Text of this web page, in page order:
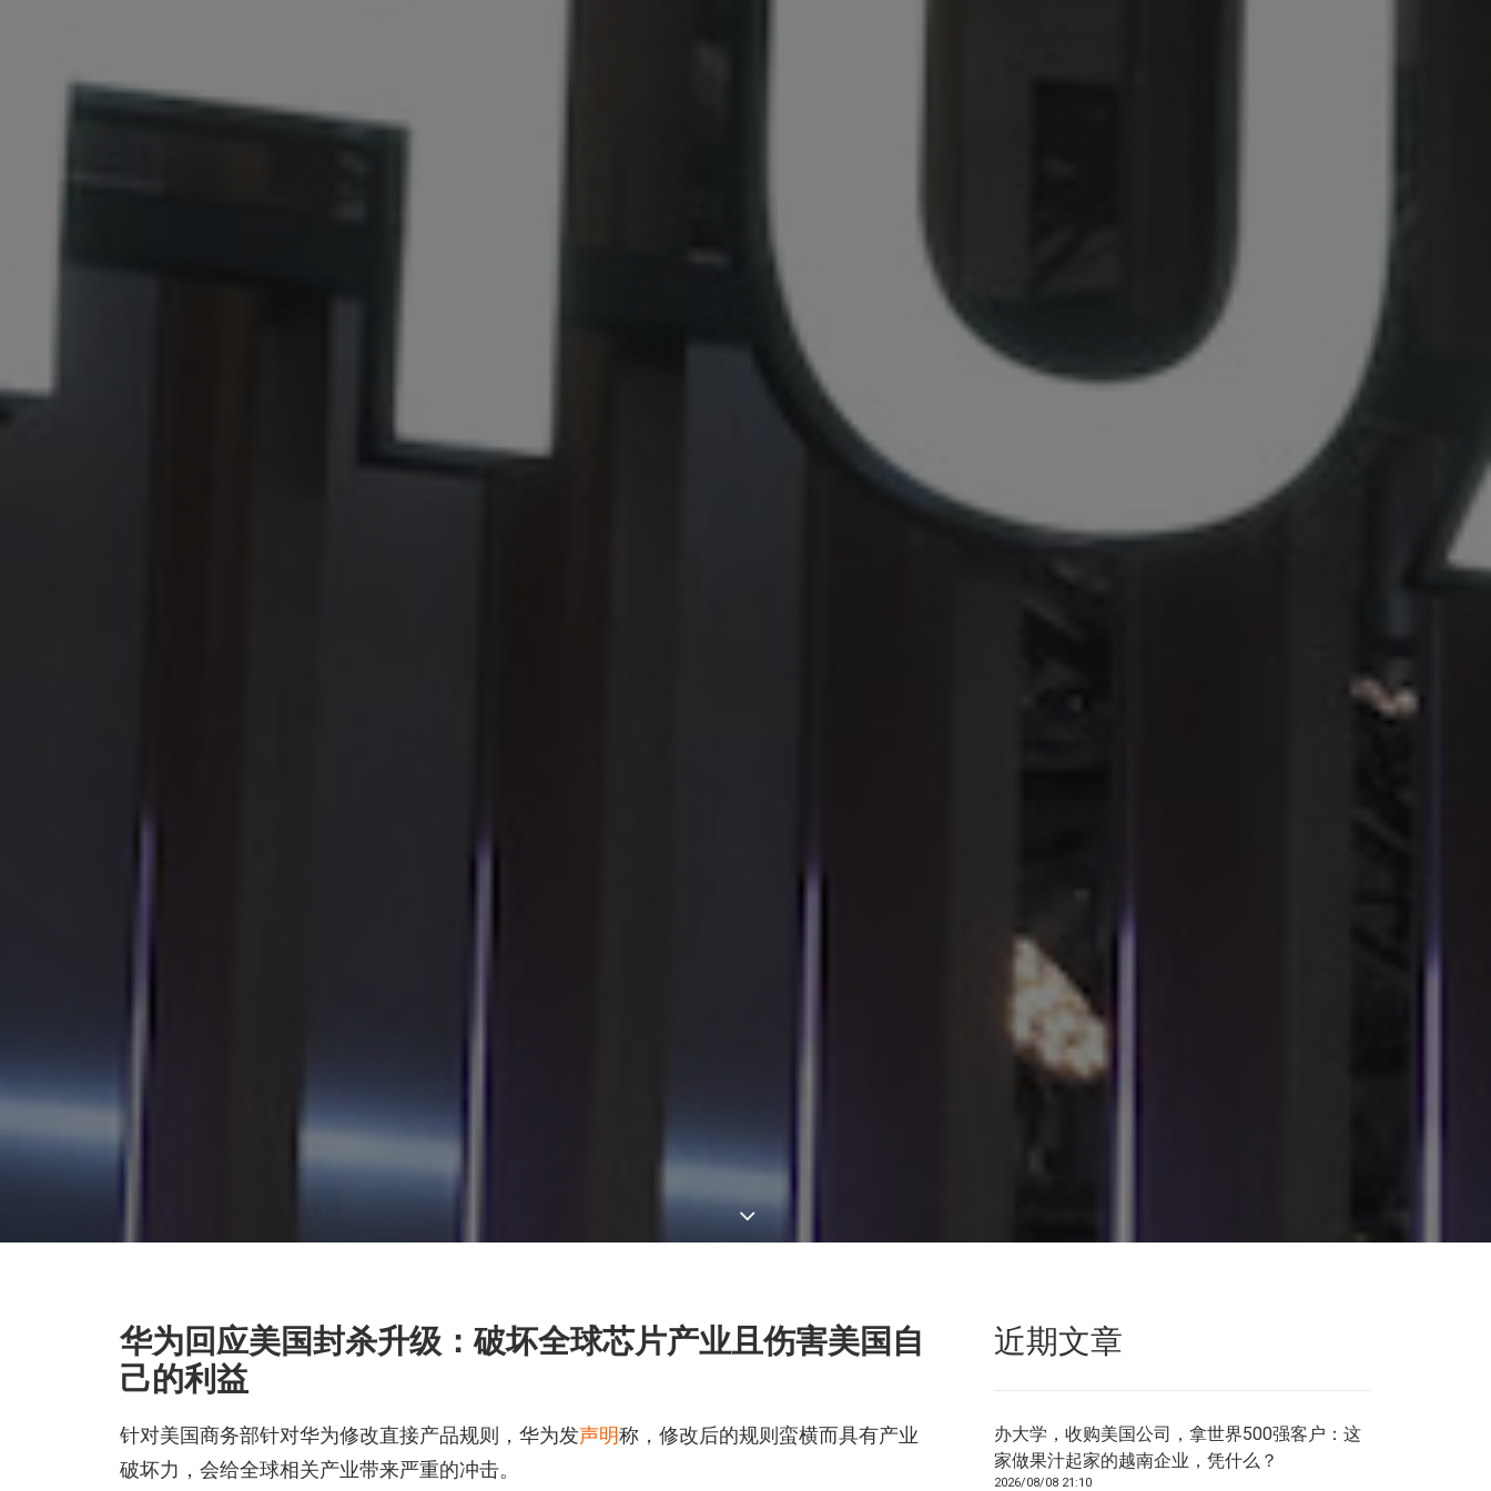
华为回应美国封杀升级：破坏全球芯片产业且伤害美国自
己的利益
针对美国商务部针对华为修改直接产品规则，华为发声明称，修改后的规则蛮横而具有产业
破坏力，会给全球相关产业带来严重的冲击。
近期文章
办大学，收购美国公司，拿世界500强客户：这
家做果汁起家的越南企业，凭什么？
2026/08/08 21:10